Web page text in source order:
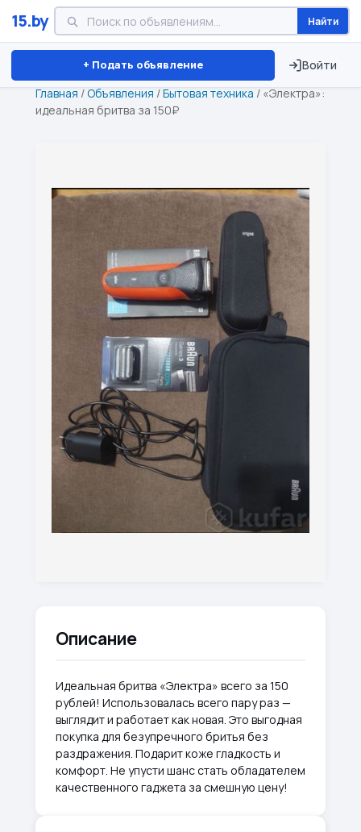
15.by Найти
+ Подать объявление Войти
Минск Витебск Брест ⏱ ТОЛЬКО 15 ДНЕЙ
Главная /Объявления /Бытовая техника / «Электра»:
идеальная бритва за 150₽
Описание
Идеальная бритва «Электра» всего за 150
рублей! Использовалась всего пару раз —
выглядит и работает как новая. Это выгодная
покупка для безупречного бритья без
раздражения. Подарит коже гладкость и
комфорт. Не упусти шанс стать обладателем
качественного гаджета за смешную цену!